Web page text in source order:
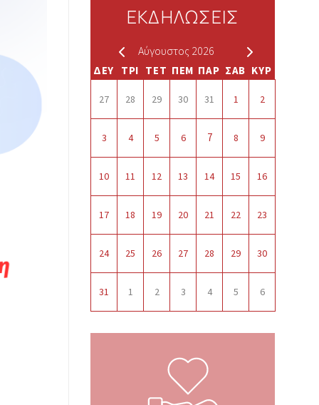
ΕΚΔΗΛΩΣΕΙΣ
Αύγουστος 2026
ΔΕΥ ΤΡΙ ΤΕΤ ΠΕΜ ΠΑΡ ΣΑΒ ΚΥΡ
27 28 29 30 31 1 2
3 4 5 6 7 8 9
10 11 12 13 14 15 16
17 18 19 20 21 22 23
24 25 26 27 28 29 30
31 1 2 3 4 5 6